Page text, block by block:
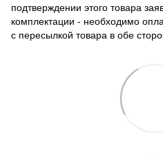
подтверждении этого товара
комплектации - необходимо
с пересылкой товара в обе